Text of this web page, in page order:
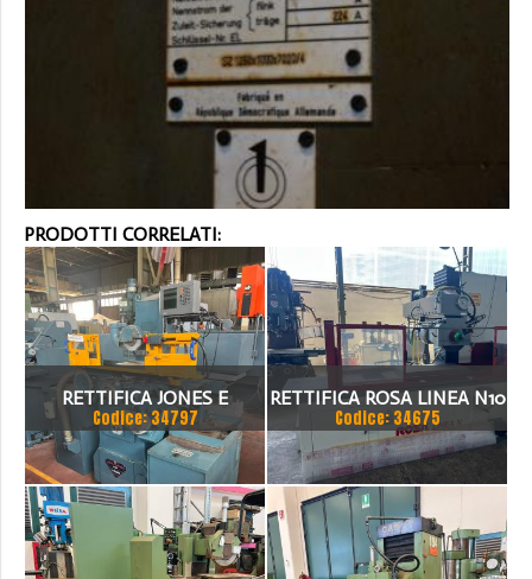
PRODOTTI CORRELATI:
RETTIFICA JONES E
SHIPMAN
Codice: 34797
RETTIFICA ROSA LINEA N10
Codice: 34675